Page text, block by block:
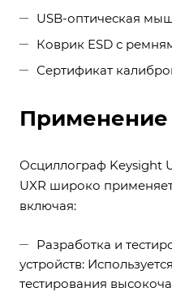
USB-оптическая
Коврик ESD с
Сертификат
Применение
Осциллограф Keysight
UXR широко
включая:
Разработка и
устройств:
тестирования